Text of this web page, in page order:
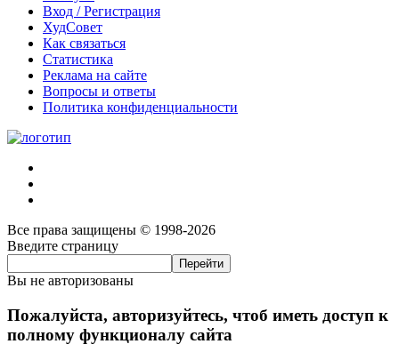
Вход / Регистрация
ХудСовет
Как связаться
Статистика
Реклама на сайте
Вопросы и ответы
Политика конфиденциальности
Все права защищены © 1998-2026
Введите страницу
Вы не авторизованы
Пожалуйста, авторизуйтесь, чтоб иметь доступ к
полному функционалу сайта